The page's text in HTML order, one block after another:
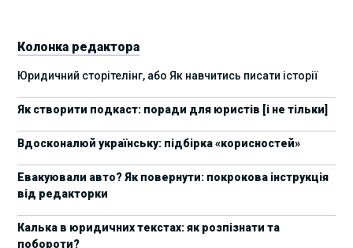
17 листопада стартує Школа юридичної
підтримки ШІ-проєктів від Legal IT Group
19/09/2025 4 жовтня пройде щорічний забіг до Дня
09/09/2025 10 жовтня пройдуть XII Міжнародні
15 вересня стартує сучасна школа
Колонка редактора
Юридичний сторітелінг, або Як навчитись писати історії
Як створити подкаст: поради для юристів [і не тільки]
Вдосконалюй українську: підбірка «корисностей»
Евакуювали авто? Як повернути: покрокова інструкція
від редакторки
Калька в юридичних текстах: як розпізнати та
побороти?